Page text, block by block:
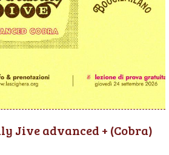
Jive advanced + (Cobra)